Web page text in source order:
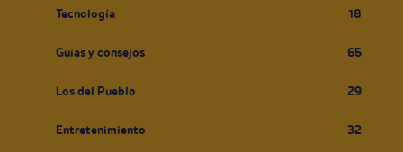
Tecnología 18
Guías y consejos 65
Los del Pueblo 29
Entretenimiento 32